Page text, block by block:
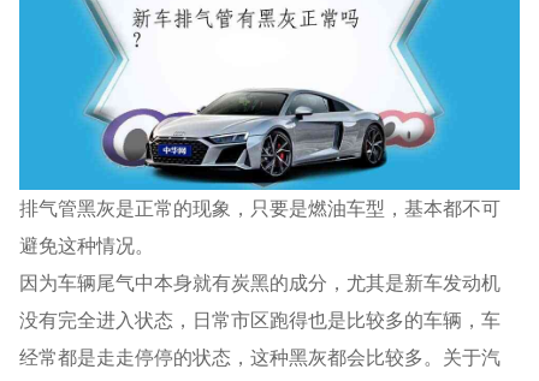
排气管黑灰是正常的现象，只要是燃油车型，基本都不可
避免这种情况。
因为车辆尾气中本身就有炭黑的成分，尤其是新车发动机
没有完全进入状态，日常市区跑得也是比较多的车辆，车
经常都是走走停停的状态，这种黑灰都会比较多。关于汽